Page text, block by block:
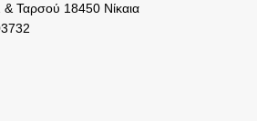
Ταρσού 18450 Νίκαια